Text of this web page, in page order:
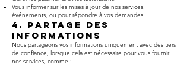
Vous informer sur les mises à jour de nos services,
événements, ou pour répondre à vos demandes.
4. Partage des
Informations
Nous partageons vos informations uniquement avec des tiers
de confiance, lorsque cela est nécessaire pour vous fournir
nos services, comme :